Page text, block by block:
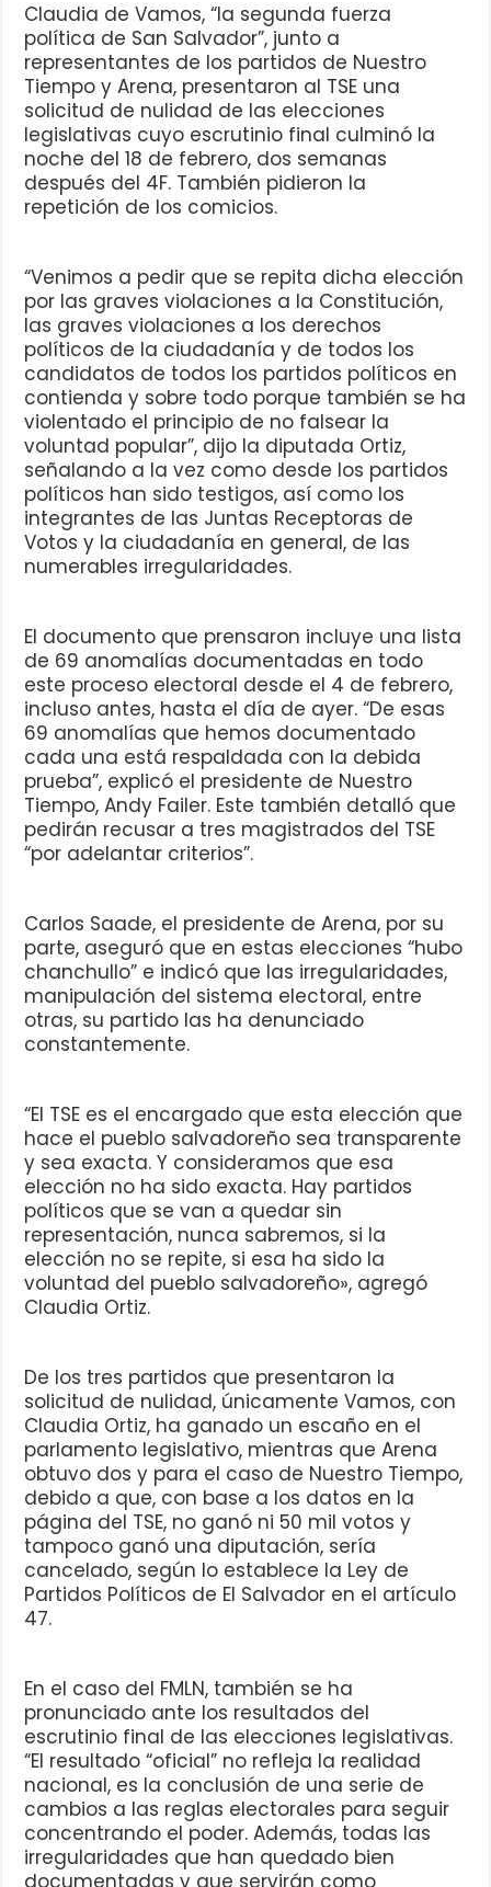
Claudia de Vamos, “la segunda fuerza
política de San Salvador”, junto a
representantes de los partidos de Nuestro
Tiempo y Arena, presentaron al TSE una
solicitud de nulidad de las elecciones
legislativas cuyo escrutinio final culminó la
noche del 18 de febrero, dos semanas
después del 4F. También pidieron la
repetición de los comicios.
“Venimos a pedir que se repita dicha elección
por las graves violaciones a la Constitución,
las graves violaciones a los derechos
políticos de la ciudadanía y de todos los
candidatos de todos los partidos políticos en
contienda y sobre todo porque también se ha
violentado el principio de no falsear la
voluntad popular”, dijo la diputada Ortiz,
señalando a la vez como desde los partidos
políticos han sido testigos, así como los
integrantes de las Juntas Receptoras de
Votos y la ciudadanía en general, de las
numerables irregularidades.
El documento que prensaron incluye una lista
de 69 anomalías documentadas en todo
este proceso electoral desde el 4 de febrero,
incluso antes, hasta el día de ayer. “De esas
69 anomalías que hemos documentado
cada una está respaldada con la debida
prueba”, explicó el presidente de Nuestro
Tiempo, Andy Failer. Este también detalló que
pedirán recusar a tres magistrados del TSE
“por adelantar criterios”.
Carlos Saade, el presidente de Arena, por su
parte, aseguró que en estas elecciones “hubo
chanchullo” e indicó que las irregularidades,
manipulación del sistema electoral, entre
otras, su partido las ha denunciado
constantemente.
“El TSE es el encargado que esta elección que
hace el pueblo salvadoreño sea transparente
y sea exacta. Y consideramos que esa
elección no ha sido exacta. Hay partidos
políticos que se van a quedar sin
representación, nunca sabremos, si la
elección no se repite, si esa ha sido la
voluntad del pueblo salvadoreño», agregó
Claudia Ortiz.
De los tres partidos que presentaron la
solicitud de nulidad, únicamente Vamos, con
Claudia Ortiz, ha ganado un escaño en el
parlamento legislativo, mientras que Arena
obtuvo dos y para el caso de Nuestro Tiempo,
debido a que, con base a los datos en la
página del TSE, no ganó ni 50 mil votos y
tampoco ganó una diputación, sería
cancelado, según lo establece la Ley de
Partidos Políticos de El Salvador en el artículo
47.
En el caso del FMLN, también se ha
pronunciado ante los resultados del
escrutinio final de las elecciones legislativas.
“El resultado “oficial” no refleja la realidad
nacional, es la conclusión de una serie de
cambios a las reglas electorales para seguir
concentrando el poder. Además, todas las
irregularidades que han quedado bien